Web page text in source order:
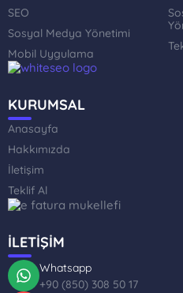
SEO
Sosyal Medya Yönetimi
Mobil Uygulama
KURUMSAL
Anasayfa
Hakkımızda
İletişim
Teklif Al
İLETİŞİM
Whatsapp
+90 (850) 308 50 17